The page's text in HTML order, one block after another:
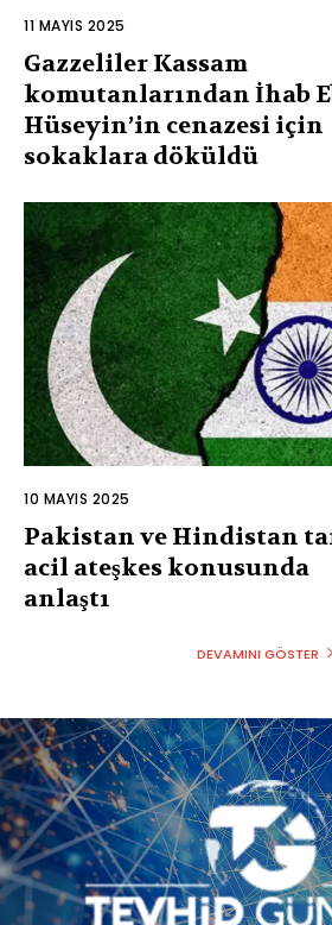
11 MAYIS 2025
Gazzeliler Kassam
komutanlarından İhab
Hüseyin’in cenazesi için
sokaklara döküldü
10 MAYIS 2025
Pakistan ve Hindistan
acil ateşkes konusunda
anlaştı
DEVAMINI GÖSTER